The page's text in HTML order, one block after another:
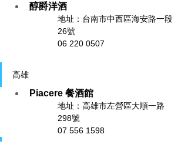
醇爵洋酒
地址： 台南市中西區海安路一段
26號
06 220 0507
高雄
Piacere 餐酒館
地址： 高雄市左營區大順一路
298號
07 556 1598